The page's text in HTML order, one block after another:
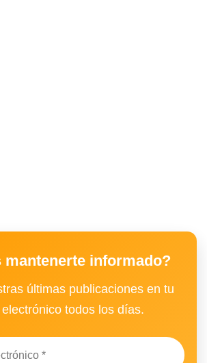
mantenerte informado?
últimas publicaciones en tu
todos los días.